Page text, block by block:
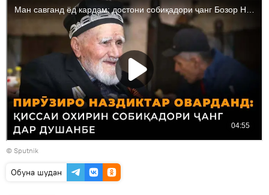
© Sputnik
Обуна шудан